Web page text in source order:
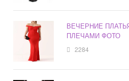
ВЕЧЕРНИЕ
ПЛЕЧАМИ ФОТО
2284